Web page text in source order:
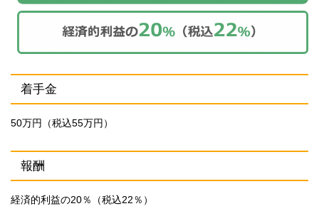
着手金
50万円（税込55万円）
報酬
経済的利益の20％（税込22％）